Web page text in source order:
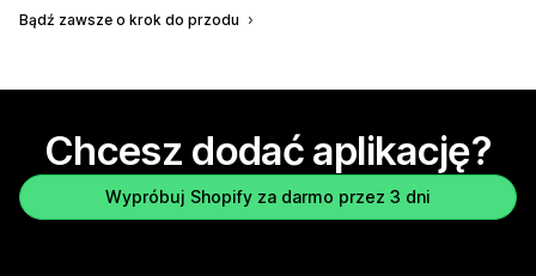
Bądź zawsze o krok do przodu
Chcesz dodać aplikację?
Wypróbuj Shopify za darmo przez 3 dni